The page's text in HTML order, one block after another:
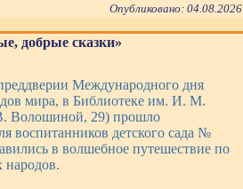
Опубликовано: 04.08.2026
добрые сказки»
Международного дня
мира, в Библиотеке им. И. М.
Волошиной, 29) прошло
воспитанников детского сада №
в волшебное путешествие по
народов.